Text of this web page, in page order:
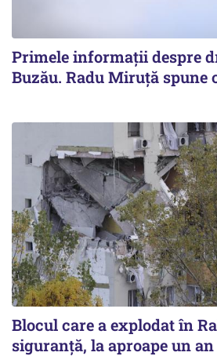
Primele informaţii despre
Buzău. Radu Miruţă spune
Blocul care a explodat în
siguranţă, la aproape un